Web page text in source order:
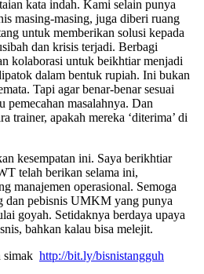
kata indah. Kami selain punya
masing-masing, juga diberi ruang
untuk memberikan solusi kepada
dan krisis terjadi. Berbagi
kolaborasi untuk beikhtiar menjadi
dalam bentuk rupiah. Ini bukan
Tapi agar benar-benar sesuai
pemecahan masalahnya. Dan
trainer, apakah mereka ‘diterima’ di
kesempatan ini. Saya berikhtiar
telah berikan selama ini,
manajemen operasional. Semoga
dan pebisnis UMKM yang punya
goyah. Setidaknya berdaya upaya
bahkan kalau bisa melejit.
simak http://bit.ly/bisnistangguh